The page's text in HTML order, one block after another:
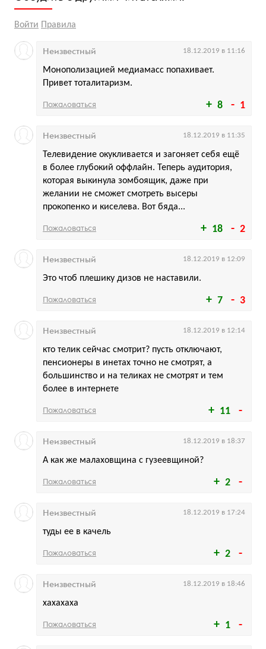
Войти Правила
8 1
Монополизацией медиамасс попахивает.
Привет тоталитаризм.
Неизвестный 18.12.2019 в 11:16
Пожаловаться
18 2
Телевидение окукливается и загоняет себя ещё
в более глубокий оффлайн. Теперь аудитория,
которая выкинула зомбоящик, даже при
желании не сможет смотреть высеры
прокопенко и киселева. Вот бяда...
Неизвестный 18.12.2019 в 11:35
Пожаловаться
7 3
Это чтоб плешику дизов не наставили.
Неизвестный 18.12.2019 в 12:09
Пожаловаться
11
кто телик сейчас смотрит? пусть отключают,
пенсионеры в инетах точно не смотрят, а
большинство и на теликах не смотрят и тем
более в интернете
Неизвестный 18.12.2019 в 12:14
Пожаловаться
2
А как же малаховщина с гузеевщиной?
Неизвестный 18.12.2019 в 18:37
Пожаловаться
2
туды ее в качель
Неизвестный 18.12.2019 в 17:24
Пожаловаться
1
хахахаха
Неизвестный 18.12.2019 в 18:46
Пожаловаться